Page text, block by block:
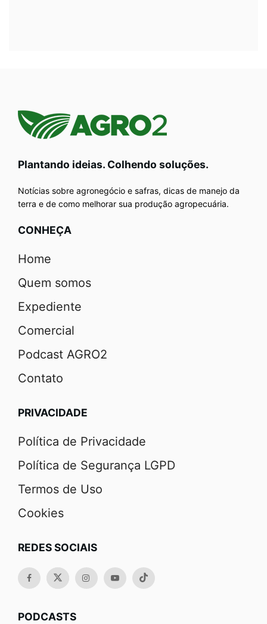
Plantando ideias. Colhendo soluções.
Notícias sobre agronegócio e safras, dicas de manejo da
terra e de como melhorar sua produção agropecuária.
CONHEÇA
Home
Quem somos
Expediente
Comercial
Podcast AGRO2
Contato
PRIVACIDADE
Política de Privacidade
Política de Segurança LGPD
Termos de Uso
Cookies
REDES SOCIAIS
PODCASTS